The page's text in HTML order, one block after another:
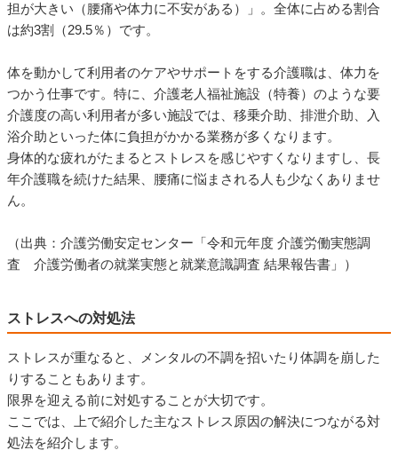
担が大きい（腰痛や体力に不安がある）」。全体に占める割合
は約3割（29.5％）です。
体を動かして利用者のケアやサポートをする介護職は、体力を
つかう仕事です。特に、介護老人福祉施設（特養）のような要
介護度の高い利用者が多い施設では、移乗介助、排泄介助、入
浴介助といった体に負担がかかる業務が多くなります。
身体的な疲れがたまるとストレスを感じやすくなりますし、長
年介護職を続けた結果、腰痛に悩まされる人も少なくありませ
ん。
（出典：介護労働安定センター「令和元年度 介護労働実態調
査 介護労働者の就業実態と就業意識調査 結果報告書」）
ストレスへの対処法
ストレスが重なると、メンタルの不調を招いたり体調を崩した
りすることもあります。
限界を迎える前に対処することが大切です。
ここでは、上で紹介した主なストレス原因の解決につながる対
処法を紹介します。